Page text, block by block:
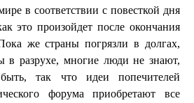
в соответствии с повесткой дня
это произойдет после окончания
же страны погрязли в долгах,
в разрухе, многие люди не знают,
так что идеи попечителей
форума приобретают все